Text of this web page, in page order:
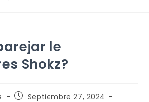
le
Shokz?
Septiembre 27, 2024